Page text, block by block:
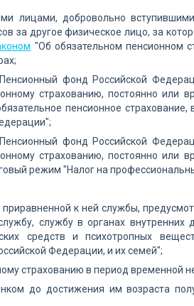
лицами, добровольно
за другое физическое лицо, за
"Об обязательном пенсионном
фонд Российской
страхованию, постоянно или
пенсионное
фонд Российской
страхованию, постоянно или
режим "Налог на
к ней службы,
службу в органах внутренних
средств и психотропных
Федерации, и их семей";
страхованию в период временной
до достижения им возраста